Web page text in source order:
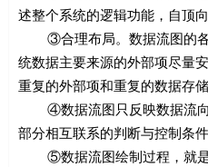
述整个系统的逻辑功能，自顶
③合理布局。数据流图的各
统数据主要来源的外部项尽量
重复的外部项和重复的数据存储
④数据流图只反映数据流向
部分相互联系的判断与控制条
⑤数据流图绘制过程，就是